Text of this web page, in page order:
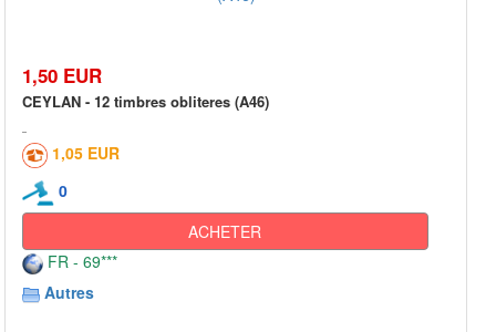
1,50 EUR
CEYLAN - 12 timbres obliteres (A46)
1,05 EUR
0
ACHETER
FR - 69***
Autres